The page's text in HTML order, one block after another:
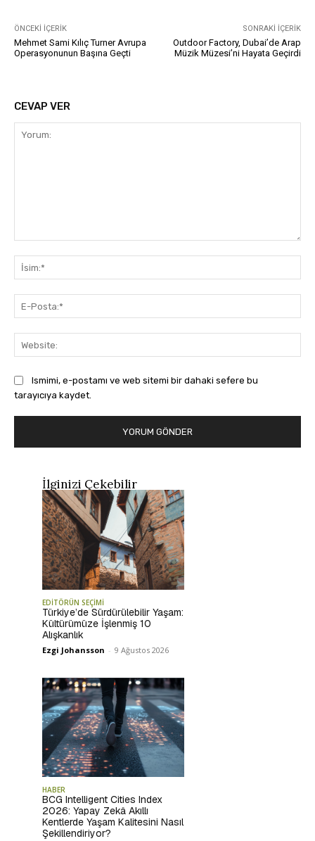
ÖNCEKI İÇERIK
Mehmet Sami Kılıç Turner Avrupa
Operasyonunun Başına Geçti
SONRAKI İÇERIK
Outdoor Factory, Dubai’de Arap
Müzik Müzesi’ni Hayata Geçirdi
CEVAP VER
Ismimi, e-postamı ve web sitemi bir dahaki sefere bu
tarayıcıya kaydet.
İlginizi Çekebilir
EDİTÖRÜN SEÇİMİ
Türkiye’de Sürdürülebilir Yaşam:
Kültürümüze İşlenmiş 10
Alışkanlık
Ezgi Johansson - 9 Ağustos 2026
HABER
BCG Intelligent Cities Index
2026: Yapay Zekâ Akıllı
Kentlerde Yaşam Kalitesini Nasıl
Şekillendiriyor?